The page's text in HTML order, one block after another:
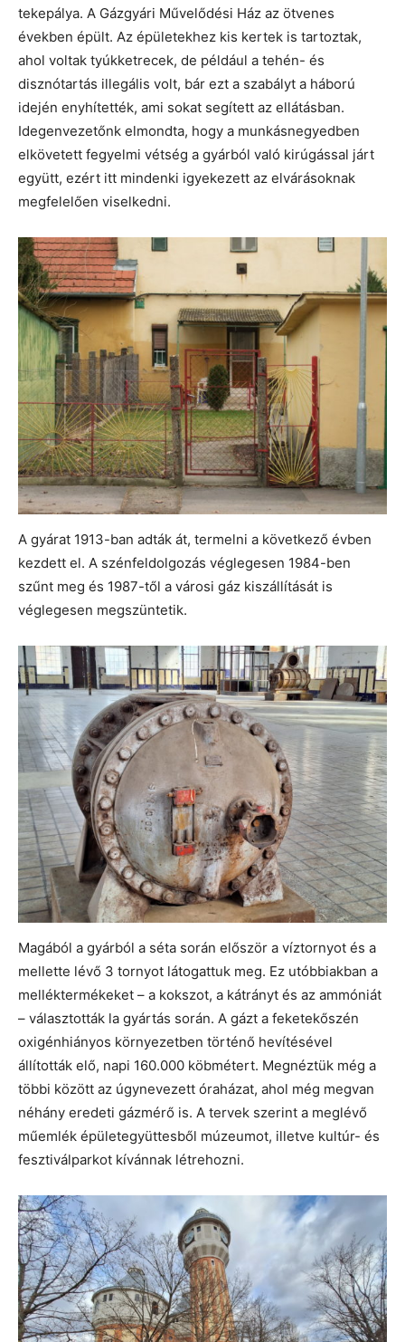
tekepálya. A Gázgyári Művelődési Ház az ötvenes
években épült. Az épületekhez kis kertek is tartoztak,
ahol voltak tyúkketrecek, de például a tehén- és
disznótartás illegális volt, bár ezt a szabályt a háború
idején enyhítették, ami sokat segített az ellátásban.
Idegenvezetőnk elmondta, hogy a munkásnegyedben
elkövetett fegyelmi vétség a gyárból való kirúgással járt
együtt, ezért itt mindenki igyekezett az elvárásoknak
megfelelően viselkedni.
A gyárat 1913-ban adták át, termelni a következő évben
kezdett el. A szénfeldolgozás véglegesen 1984-ben
szűnt meg és 1987-től a városi gáz kiszállítását is
véglegesen megszüntetik.
Magából a gyárból a séta során először a víztornyot és a
mellette lévő 3 tornyot látogattuk meg. Ez utóbbiakban a
melléktermékeket – a kokszot, a kátrányt és az ammóniát
– választották la gyártás során. A gázt a feketekőszén
oxigénhiányos környezetben történő hevítésével
állították elő, napi 160.000 köbmétert. Megnéztük még a
többi között az úgynevezett óraházat, ahol még megvan
néhány eredeti gázmérő is. A tervek szerint a meglévő
műemlék épületegyüttesből múzeumot, illetve kultúr- és
fesztiválparkot kívánnak létrehozni.